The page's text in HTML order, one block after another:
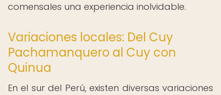
comensales una experiencia inolvidable.
Variaciones locales: Del Cuy
Pachamanquero al Cuy con
Quinua
En el sur del Perú, existen diversas variaciones